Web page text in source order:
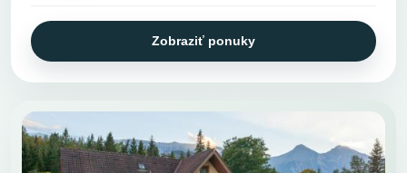
Zobraziť ponuky